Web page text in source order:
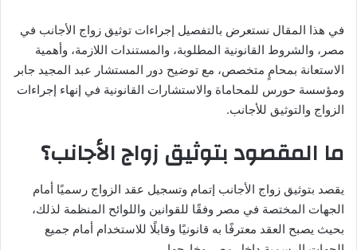
في هذا المقال نستعرض بالتفصيل إجراءات توثيق زواج الأجانب في
مصر، والشروط القانونية المطلوبة، والمستندات اللازمة، وأهمية
الاستعانة بمحامٍ متخصص، مع توضيح دور المستشار عبد المجيد جابر
ومؤسسة حورس للمحاماة والاستشارات القانونية في إنهاء إجراءات
الزواج والتوثيق للأجانب.
ما المقصود بتوثيق زواج الأجانب؟
يقصد بتوثيق زواج الأجانب إتمام وتسجيل عقد الزواج رسميًا أمام
الجهات المختصة في مصر وفقًا للقوانين واللوائح المنظمة لذلك،
بحيث يصبح العقد معترفًا به قانونيًا وقابلًا للاستخدام أمام جميع